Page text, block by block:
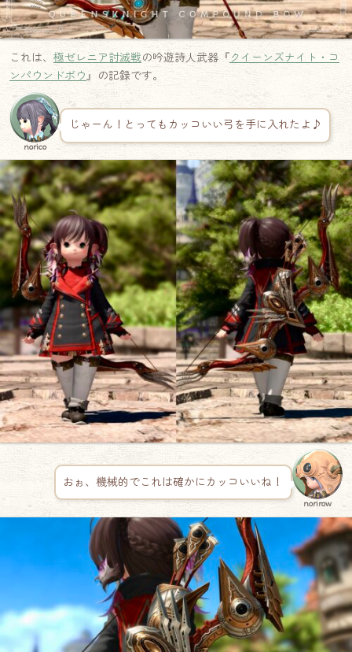
これは、 極ゼレニア討滅戦の吟遊詩人武器『クイーンズナイト・コ
ンパウンドボウ』の記録です。
norico
じゃーん！とってもカッコいい弓を手に入れたよ♪
おぉ、機械的でこれは確かにカッコいいね！
norirow